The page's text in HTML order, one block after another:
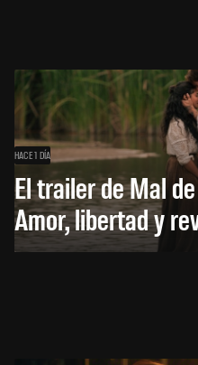
HACE 1 DÍA
El trailer de Mal
Amor, libertad y